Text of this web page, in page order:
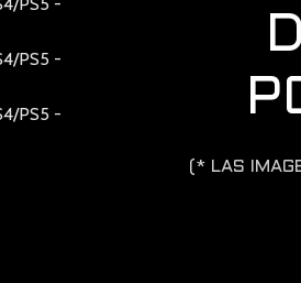
(* LAS